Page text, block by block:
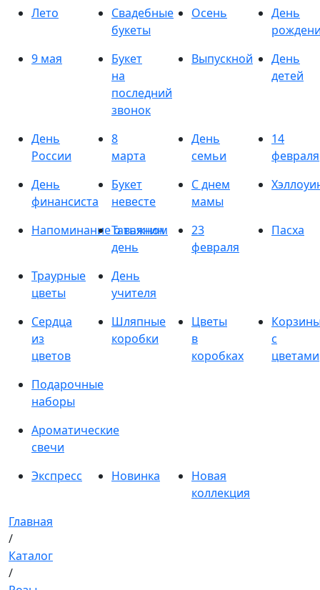
Лето
Свадебные
букеты
Осень
День
9 мая
Букет
на
последний
звонок
Выпускной
День
детей
День
России
8
марта
День
семьи
14
февраля
День
финансиста
Букет
невесте
С днем
мамы
Напоминание о важном
Татьянин
день
23
февраля
Пасха
Траурные
цветы
День
учителя
Сердца
из
цветов
Шляпные
коробки
Цветы
в
коробках
с
цветами
Подарочные
наборы
Ароматические
свечи
Экспресс
Новинка
Новая
коллекция
Главная
/
Каталог
/